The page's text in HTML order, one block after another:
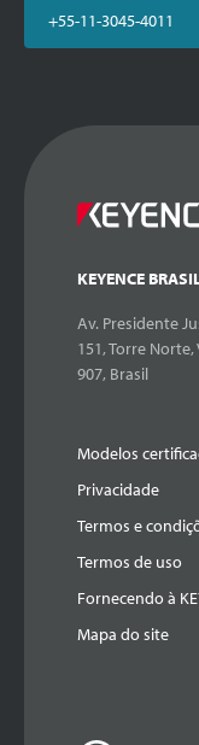
+55-11-3045-4011
KEYENCE
Av. Presidente
151, Torre Norte,
907, Brasil
Modelos
Privacidade
Termos e
Termos de uso
Fornecendo à
Mapa do site